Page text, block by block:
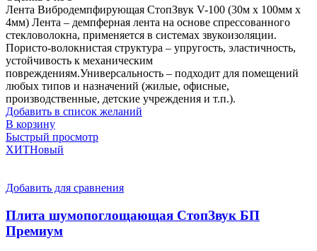
Лента Вибродемпфирующая СтопЗвук V-100 (30м x 100мм x
4мм) Лента – демпферная лента на основе спрессованного
стекловолокна, применяется в системах звукоизоляции.
Пористо-волокнистая структура – упругость, эластичность,
устойчивость к механическим
повреждениям.Универсальность – подходит для помещений
любых типов и назначений (жилые, офисные,
производственные, детские учреждения и т.п.).
Добавить в список желаний
В корзину
Быстрый просмотр
ХИТНовый
Добавить для сравнения
Плита шумопоглощающая СтопЗвук БП
Премиум